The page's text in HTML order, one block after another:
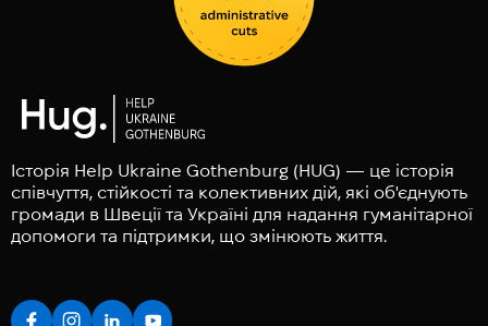
Історія Help Ukraine Gothenburg (HUG) — це історія
співчуття, стійкості та колективних дій, які об'єднують
громади в Швеції та Україні для надання гуманітарної
допомоги та підтримки, що змінюють життя.